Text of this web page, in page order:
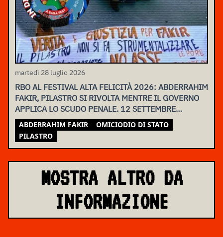
martedì 28 luglio 2026
RBO AL FESTIVAL ALTA FELICITÀ 2026: ABDERRAHIM
FAKIR, PILASTRO SI RIVOLTA MENTRE IL GOVERNO
APPLICA LO SCUDO PENALE. 12 SETTEMBRE
ASSEMBLEA NAZIONALE
ABDERRAHIM FAKIR
OMICIODIO DI STATO
PILASTRO
MOSTRA ALTRO DA
INFORMAZIONE